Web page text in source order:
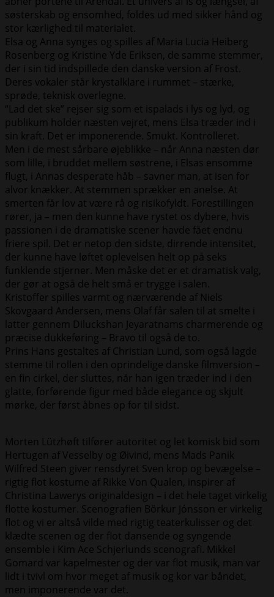
søsterskab og ensomhed, foldes ud med sikker hånd og
stor kærlighed til materialet.
Elsa og Anna synges og spilles af Maria Lucia Heiberg
Rosenberg og Kristine Yde Eriksen, de samme stemmer,
der i sin tid indspillede den danske version af Frost.
Deres vokaler står krystalklare i rummet – stærke,
sprøde, teknisk overlegne.
“Lad det ske” rejser sig som et ispalads i lys og lyd, og
publikum holder næsten vejret, mens Elsa træder ind i
sin kraft. Det er imponerende. Smukt. Kontrolleret.
Men i de mest sårbare øjeblikke – når Anna næsten dør
som lille, i bruddet mellem søstrene, i Elsas ensomme
flugt, i Annas desperate håb – savner man, at isen for
alvor knækker. At stemmen sprækker en anelse. At
smerten får lov at være rå og risikofyldt. Forestillingen
rører, ja – men den kunne have rystet os dybere, hvis
passionen i de dramatiske scener havde fået endnu
friere spil. Det er netop den sidste, dirrende intensitet,
der kunne have løftet oplevelsen helt op på seks
funklende stjerner. Men måske det er et dramatisk valg,
der gør at også de helt små er trygge i salen.
Kristoffer spilles varmt og nærværende af Niels
Skovgaard Andersen, mens Olaf får salen til at smelte i
latter gennem Diluckshan Jeyaratnams charmerende og
præcise dukkeføring – Bravo til også de to.
Prins Hans gestaltes af Christian Lund, som også lagde
stemme til rollen i den oprindelige danske filmversion –
en fin cirkel, der sluttes, når han igen træder ind i den
glatte, forførende figur med både elegance og skjult
mørke, der først åbnes op for til sidst.
Morten Lützhøft tilfører autoritet og let komisk bid som
Hertugen af Vesselby og Øivind, mens Mads Panik
Wilfred Steen giver rensdyret Sven krop og bevægelse –
rigtig flot kostume af Rikke Von Qualen, inspirer af
Christina Lawerys originaldesign – i det hele taget virkelig
flotte kostumer. Scenografien Börkur Jónsson er virkelig
flot og vi er altså vilde med rigtig teaterkulisser og det
klædte scenen og der flot dansende og syngende
ensemble i Kim Ace Schjerlunds scenografi. Mikkel
Gomard var kapelmester og der var flot musik, man var
lidt i tvivl om hvor meget af musik og kor var båndet,
men imponerende var det.